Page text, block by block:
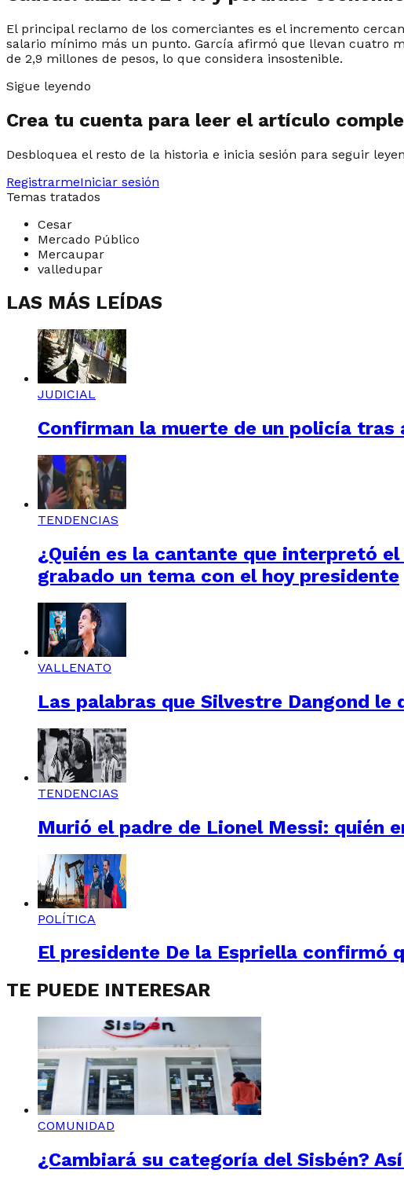
El principal reclamo de los comerciantes es el incremento
salario mínimo más un punto. García afirmó que llevan cuatro
de 2,9 millones de pesos, lo que considera insostenible.
Sigue leyendo
Crea tu cuenta para leer el artículo
Desbloquea el resto de la historia e inicia sesión para seguir
RegistrarmeIniciar sesión
Temas tratados
Cesar
Mercado Público
Mercaupar
valledupar
LAS MÁS LEÍDAS
JUDICIAL
Confirman la muerte de un policía tras
TENDENCIAS
¿Quién es la cantante que interpretó el
grabado un tema con el hoy presidente
VALLENATO
Las palabras que Silvestre Dangond
TENDENCIAS
Murió el padre de Lionel Messi: quién
POLÍTICA
El presidente De la Espriella confirmó
TE PUEDE INTERESAR
COMUNIDAD
¿Cambiará su categoría del Sisbén?